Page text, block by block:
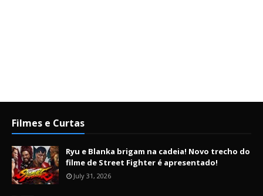
Filmes e Curtas
Ryu e Blanka brigam na cadeia! Novo trecho do
filme de Street Fighter é apresentado!
July 31, 2026